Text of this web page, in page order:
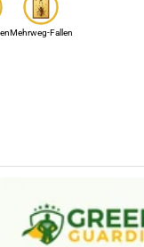
Mehrweg-Fallen